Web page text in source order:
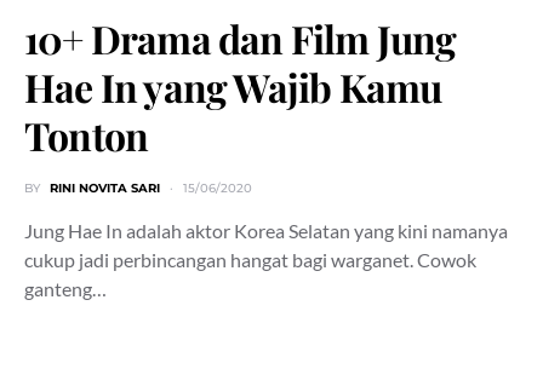
10+ Drama dan Film Jung
Hae In yang Wajib Kamu
Tonton
BY RINI NOVITA SARI 15/06/2020
Jung Hae In adalah aktor Korea Selatan yang kini namanya
cukup jadi perbincangan hangat bagi warganet. Cowok
ganteng…